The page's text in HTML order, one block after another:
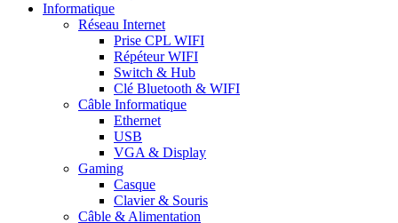
Informatique
Réseau Internet
Prise CPL WIFI
Répéteur WIFI
Switch & Hub
Clé Bluetooth & WIFI
Câble Informatique
Ethernet
USB
VGA & Display
Gaming
Casque
Clavier & Souris
Câble & Alimentation